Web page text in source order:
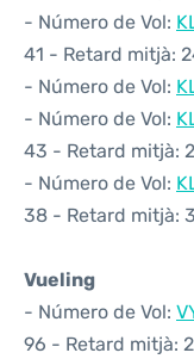
- Número de Vol:
41 - Retard mitjà:
- Número de Vol:
- Número de Vol:
43 - Retard mitjà:
- Número de Vol:
38 - Retard mitjà:
Vueling
- Número de Vol:
96 - Retard mitjà: